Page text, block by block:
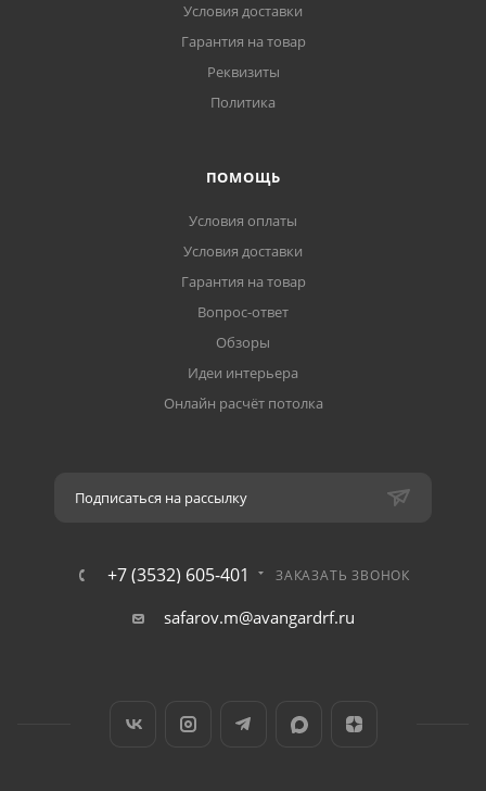
Условия доставки
Гарантия на товар
Реквизиты
Политика
ПОМОЩЬ
Условия оплаты
Условия доставки
Гарантия на товар
Вопрос-ответ
Обзоры
Идеи интерьера
Онлайн расчёт потолка
Подписаться на рассылку
+7 (3532) 605-401 ЗАКАЗАТЬ ЗВОНОК
safarov.m@avangardrf.ru